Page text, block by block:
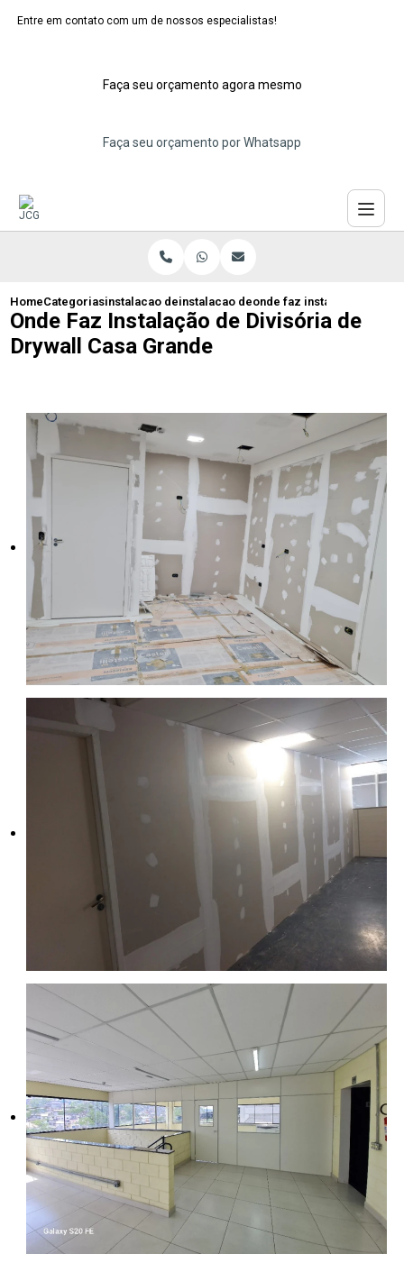
Entre em contato com um de nossos especialistas!
Faça seu orçamento agora mesmo
Faça seu orçamento por Whatsapp
HomeCategoriasinstalacao de divisorias de drywall
instalacao de divisoria de drywall para
onde faz instalacao de
Onde Faz Instalação de Divisória de
Drywall Casa Grande